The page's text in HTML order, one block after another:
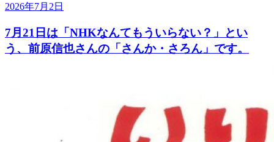
2026年7月2日
7月21日は「NHKなんてもういらない？」とい
う、前原信也さんの「さんか・さろん」です。